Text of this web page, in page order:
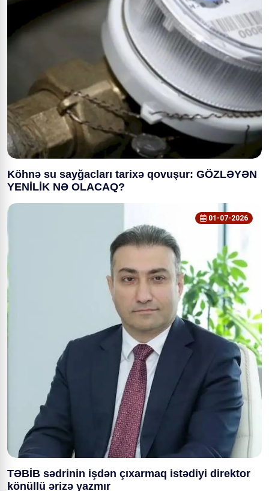
Köhnə su sayğacları tarixə qovuşur: GÖZLƏYƏN
YENİLİK NƏ OLACAQ?
01-07-2026
TƏBİB sədrinin işdən çıxarmaq istədiyi direktor
könüllü ərizə yazmır